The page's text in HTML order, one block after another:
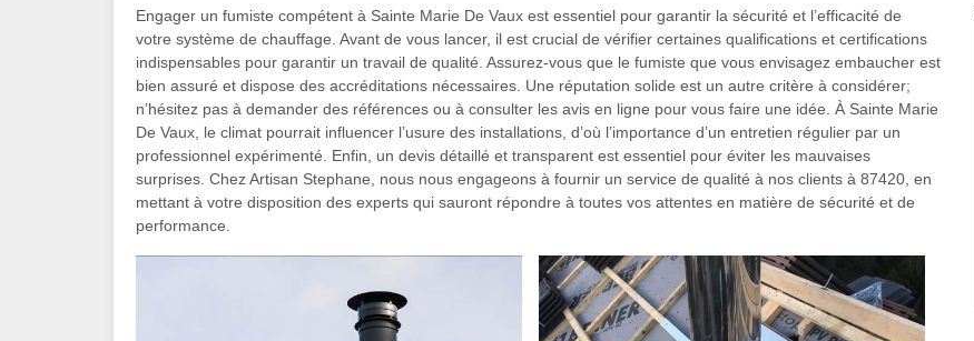
Engager un fumiste compétent à Sainte Marie De Vaux est essentiel pour garantir la sécurité et l’efficacité de
votre système de chauffage. Avant de vous lancer, il est crucial de vérifier certaines qualifications et certifications
indispensables pour garantir un travail de qualité. Assurez-vous que le fumiste que vous envisagez embaucher est
bien assuré et dispose des accréditations nécessaires. Une réputation solide est un autre critère à considérer;
n’hésitez pas à demander des références ou à consulter les avis en ligne pour vous faire une idée. À Sainte Marie
De Vaux, le climat pourrait influencer l’usure des installations, d’où l’importance d’un entretien régulier par un
professionnel expérimenté. Enfin, un devis détaillé et transparent est essentiel pour éviter les mauvaises
surprises. Chez Artisan Stephane, nous nous engageons à fournir un service de qualité à nos clients à 87420, en
mettant à votre disposition des experts qui sauront répondre à toutes vos attentes en matière de sécurité et de
performance.